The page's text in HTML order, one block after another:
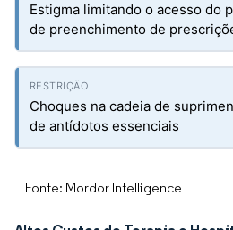
Estigma limitando o acesso do
de preenchimento de
Choques na cadeia de
de antídotos essenciais
Fonte: Mordor Intelligence